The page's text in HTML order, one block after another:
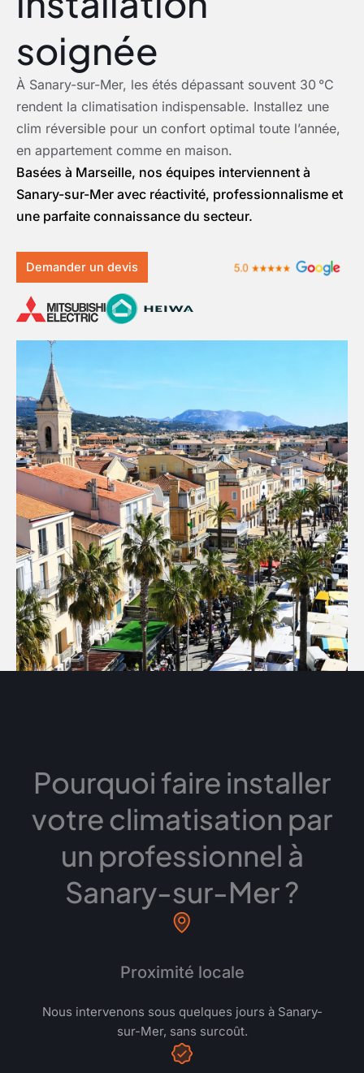
soignée
À Sanary-sur-Mer, les étés dépassant souvent 30 °C
rendent la climatisation indispensable. Installez une
clim réversible pour un confort optimal toute l’année,
en appartement comme en maison.
Basées à Marseille, nos équipes interviennent à
Sanary-sur-Mer avec réactivité, professionnalisme et
une parfaite connaissance du secteur.
Demander un devis
Pourquoi faire installer
votre climatisation par
un professionnel à
Sanary-sur-Mer ?
Proximité locale
Nous intervenons sous quelques jours à Sanary-
sur-Mer, sans surcoût.